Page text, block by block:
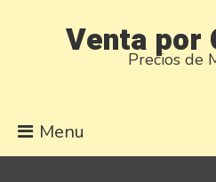
Venta por
Precios de
Menu